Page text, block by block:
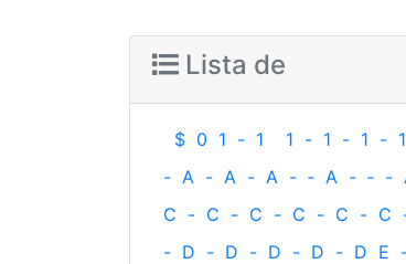
Lista de
$ 0 1 - 1 1 - 1 - 1 - 1
- A - A - A - ‐ A - ‐ -
C - C - C - C - C - C
- D - D - D - D - D E